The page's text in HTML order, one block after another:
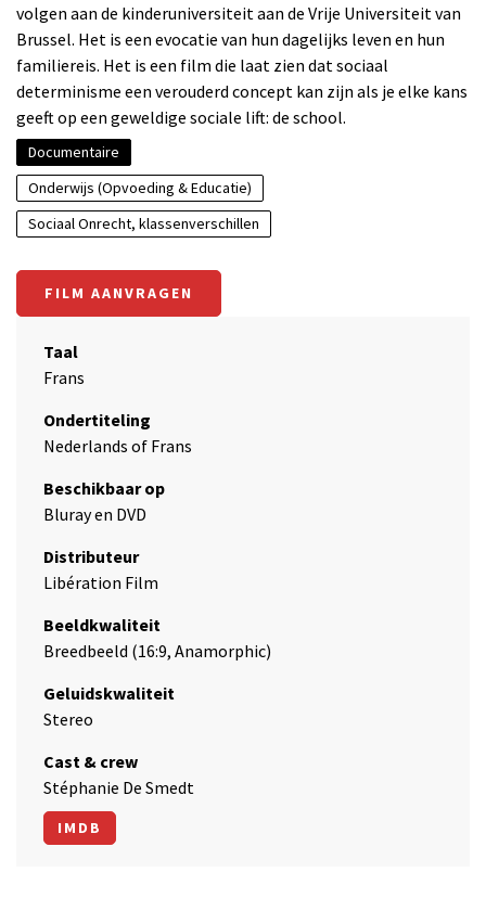
volgen aan de kinderuniversiteit aan de Vrije Universiteit van
Brussel. Het is een evocatie van hun dagelijks leven en hun
familiereis. Het is een film die laat zien dat sociaal
determinisme een verouderd concept kan zijn als je elke kans
geeft op een geweldige sociale lift: de school.
Documentaire
Onderwijs (Opvoeding & Educatie)
Sociaal Onrecht, klassenverschillen
FILM AANVRAGEN
Taal
Frans
Ondertiteling
Nederlands of Frans
Beschikbaar op
Bluray en DVD
Distributeur
Libération Film
Beeldkwaliteit
Breedbeeld (16:9, Anamorphic)
Geluidskwaliteit
Stereo
Cast & crew
Stéphanie De Smedt
IMDB